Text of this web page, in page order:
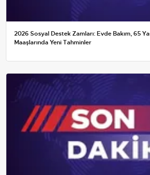
2026 Sosyal Destek Zamları: Evde Bakım, 65
Maaşlarında Yeni Tahminler